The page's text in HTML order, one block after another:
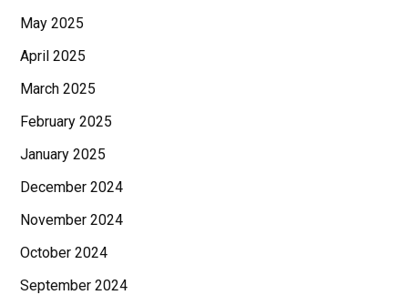
May 2025
April 2025
March 2025
February 2025
January 2025
December 2024
November 2024
October 2024
September 2024